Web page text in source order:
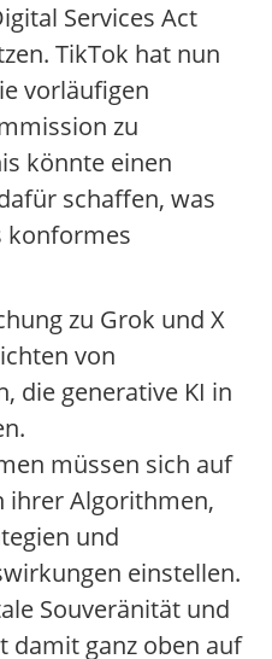
Services Act
TikTok hat nun
vorläufigen
zu
könnte einen
schaffen, was
konformes
zu Grok und X
von
die generative KI in
müssen sich auf
ihrer Algorithmen,
und
einstellen.
Souveränität und
damit ganz oben auf